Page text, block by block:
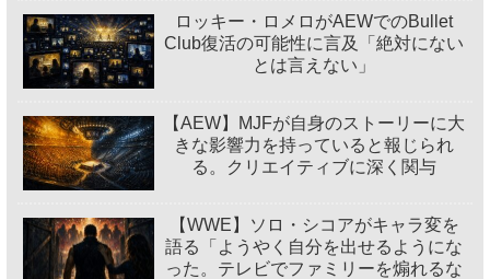
ロッキー・ロメロがAEWでのBullet
Club復活の可能性に言及「絶対にない
とは言えない」
【AEW】MJFが自身のストーリーに大
きな影響力を持っていると報じられ
る。クリエイティブに深く関与
【WWE】ソロ・シコアがキャラ変を
語る「ようやく自分を出せるようにな
った。テレビでファミリーを煽れるな